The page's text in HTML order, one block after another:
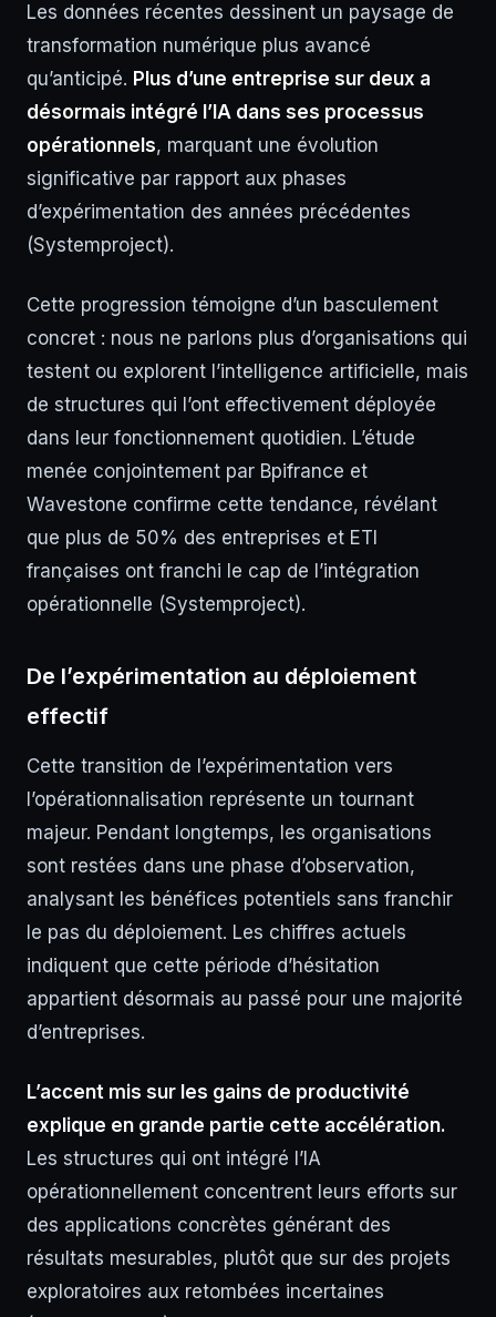
Les données récentes dessinent un paysage de
transformation numérique plus avancé
qu’anticipé. Plus d’une entreprise sur deux a
désormais intégré l’IA dans ses processus
opérationnels, marquant une évolution
significative par rapport aux phases
d’expérimentation des années précédentes
(Systemproject).
Cette progression témoigne d’un basculement
concret : nous ne parlons plus d’organisations qui
testent ou explorent l’intelligence artificielle, mais
de structures qui l’ont effectivement déployée
dans leur fonctionnement quotidien. L’étude
menée conjointement par Bpifrance et
Wavestone confirme cette tendance, révélant
que plus de 50% des entreprises et ETI
françaises ont franchi le cap de l’intégration
opérationnelle (Systemproject).
De l’expérimentation au déploiement
effectif
Cette transition de l’expérimentation vers
l’opérationnalisation représente un tournant
majeur. Pendant longtemps, les organisations
sont restées dans une phase d’observation,
analysant les bénéfices potentiels sans franchir
le pas du déploiement. Les chiffres actuels
indiquent que cette période d’hésitation
appartient désormais au passé pour une majorité
d’entreprises.
L’accent mis sur les gains de productivité
explique en grande partie cette accélération.
Les structures qui ont intégré l’IA
opérationnellement concentrent leurs efforts sur
des applications concrètes générant des
résultats mesurables, plutôt que sur des projets
exploratoires aux retombées incertaines